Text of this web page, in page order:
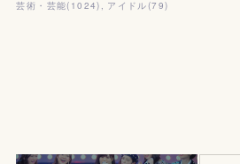
芸術・芸能( 1024) アイドル (79)